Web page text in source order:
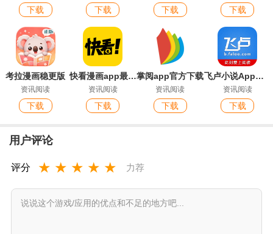
下载 下载 下载 下载
考拉漫画稳更版
资讯阅读
下载
快看漫画app最新版
资讯阅读
下载
掌阅app官方下载
资讯阅读
下载
飞卢小说App最新版
资讯阅读
下载
用户评论
评分 ★ ★ ★ ★ ★ 力荐